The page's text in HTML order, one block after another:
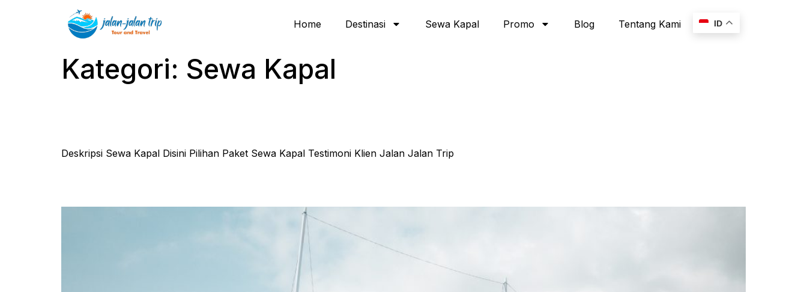
Home Destinasi Sewa Kapal Promo Blog Tentang Kami ID
Kategori: Sewa Kapal
Deskripsi Sewa Kapal Disini Pilihan Paket Sewa Kapal Testimoni Klien Jalan Jalan Trip